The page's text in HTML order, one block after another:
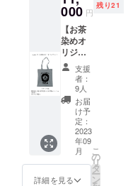
ルに表
記され
ます。
商品開
封前に
は必ず
お届け
のリ
ターン
に貼付
された
ラベル
や注意
書きを
くださ
品表示
はお届
け商品
のラベ
ルに表
記され
ます。
商品開
封前に
は必ず
お届け
のリ
ターン
に貼付
ラベル
礼のお
手紙×1
※新茶は
できた
てを最
優先で
送らせ
て頂き
ます。
お早め
にお飲
み下さ
い ※リ
ターン
商品の
保存方
ない
分、
サービ
ス 手数
料を除
いて全
て大切
に活動
内容に
活用さ
せてい
ただき
ます。
000 円
残り21
【お茶
染めオ
リジナ
ルトー
トとお
茶セッ
トのお
返し】
・林 青
那 (はや
し・あ
おな) さ
んによ
るオリ
支援
者：
9人
お届
け予
定：
2023
年09
月
詳細を見る
こ
の
リ
タ
ー
ン